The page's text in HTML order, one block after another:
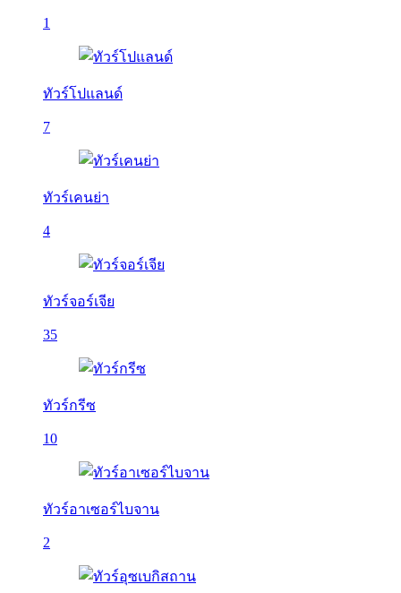
1
ทัวร์โปแลนด์
7
ทัวร์เคนย่า
4
ทัวร์จอร์เจีย
35
ทัวร์กรีซ
10
ทัวร์อาเซอร์ไบจาน
2